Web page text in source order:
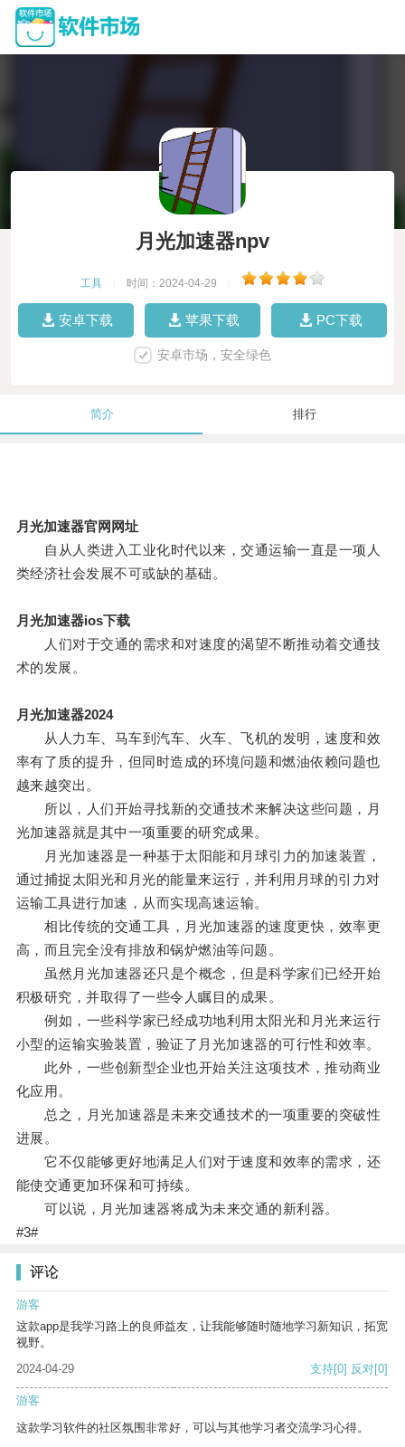
月光加速器npv
工具 时间：2024-04-29
安卓下载 苹果下载 PC下载
安卓市场，安全绿色
简介 排行
月光加速器官网网址
自从人类进入工业化时代以来，交通运输一直是一项人
类经济社会发展不可或缺的基础。
月光加速器ios下载
人们对于交通的需求和对速度的渴望不断推动着交通技
术的发展。
月光加速器2024
从人力车、马车到汽车、火车、飞机的发明，速度和效
率有了质的提升，但同时造成的环境问题和燃油依赖问题也
越来越突出。
所以，人们开始寻找新的交通技术来解决这些问题，月
光加速器就是其中一项重要的研究成果。
月光加速器是一种基于太阳能和月球引力的加速装置，
通过捕捉太阳光和月光的能量来运行，并利用月球的引力对
运输工具进行加速，从而实现高速运输。
相比传统的交通工具，月光加速器的速度更快，效率更
高，而且完全没有排放和锅炉燃油等问题。
虽然月光加速器还只是个概念，但是科学家们已经开始
积极研究，并取得了一些令人瞩目的成果。
例如，一些科学家已经成功地利用太阳光和月光来运行
小型的运输实验装置，验证了月光加速器的可行性和效率。
此外，一些创新型企业也开始关注这项技术，推动商业
化应用。
总之，月光加速器是未来交通技术的一项重要的突破性
进展。
它不仅能够更好地满足人们对于速度和效率的需求，还
能使交通更加环保和可持续。
可以说，月光加速器将成为未来交通的新利器。
#3#
评论
游客
这款app是我学习路上的良师益友，让我能够随时随地学习新知识，拓宽
视野。
2024-04-29
支持[0] 反对[0]
游客
这款学习软件的社区氛围非常好，可以与其他学习者交流学习心得。